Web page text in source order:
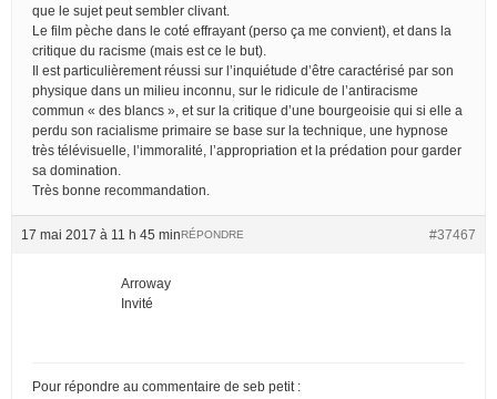
que le sujet peut sembler clivant.
Le film pèche dans le coté effrayant (perso ça me convient), et dans la
critique du racisme (mais est ce le but).
Il est particulièrement réussi sur l’inquiétude d’être caractérisé par son
physique dans un milieu inconnu, sur le ridicule de l’antiracisme
commun « des blancs », et sur la critique d’une bourgeoisie qui si elle a
perdu son racialisme primaire se base sur la technique, une hypnose
très télévisuelle, l’immoralité, l’appropriation et la prédation pour garder
sa domination.
Très bonne recommandation.
17 mai 2017 à 11 h 45 min #37467
RÉPONDRE
Arroway
Invité
Pour répondre au commentaire de seb petit :